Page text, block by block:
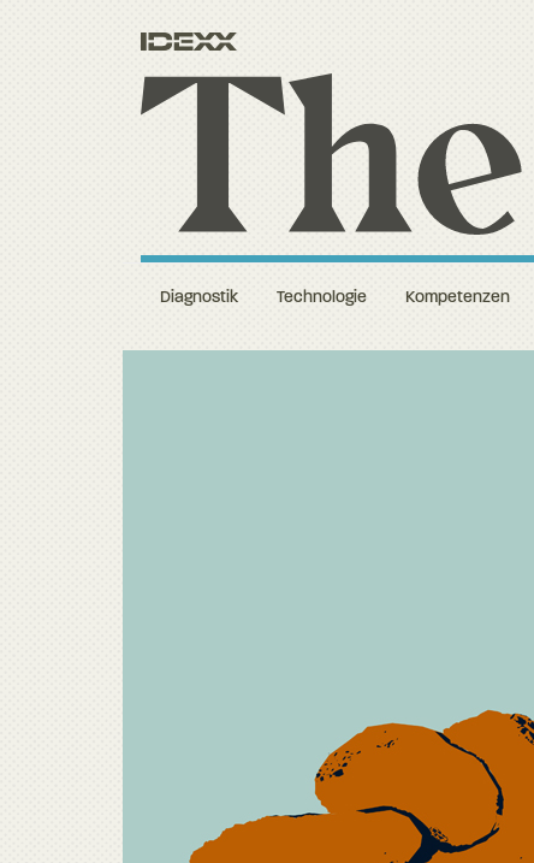
Diagnostik Technologie Kompetenzen